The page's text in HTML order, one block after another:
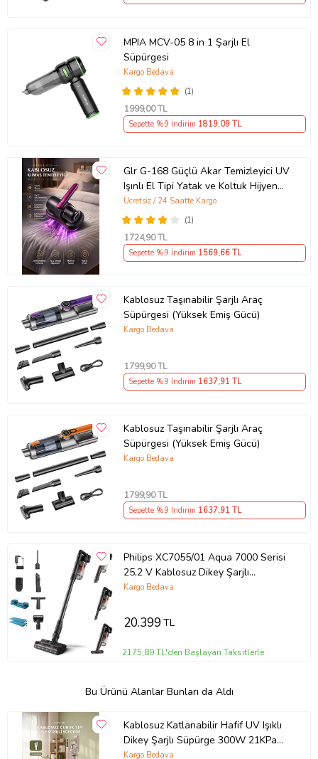
MPIA MCV-05 8 in 1 Şarjlı El
Süpürgesi
(1)
Kargo Bedava
1999,00 TL
Sepette %9 İndirim 1819,09 TL
Glr G-168 Güçlü Akar Temizleyici UV
Işınlı El Tipi Yatak ve Koltuk Hijyen
Süpürgesi 100W, 12V Lit
(1)
Ücretsiz / 24 Saatte Kargo
1724,90 TL
Sepette %9 İndirim 1569,66 TL
Kablosuz Taşınabilir Şarjlı Araç
Süpürgesi (Yüksek Emiş Gücü)
Kargo Bedava
1799,90 TL
Sepette %9 İndirim 1637,91 TL
Kablosuz Taşınabilir Şarjlı Araç
Süpürgesi (Yüksek Emiş Gücü)
Kargo Bedava
1799,90 TL
Sepette %9 İndirim 1637,91 TL
Philips XC7055/01 Aqua 7000 Serisi
25,2 V Kablosuz Dikey Şarjlı
Süpürge
Kargo Bedava
20.399TL
2175,89 TL'den Başlayan Taksitlerle
Bu Ürünü Alanlar Bunları da Aldı
Kablosuz Katlanabilir Hafif UV Işıklı
Dikey Şarjlı Süpürge 300W 21KPa
Torima CSVC-100 Beyaz
Kargo Bedava